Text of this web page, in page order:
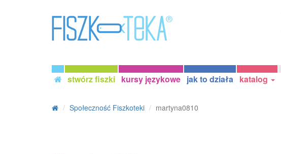
stwórz fiszki kursy językowe jak to działa katalog
Społeczność Fiszkoteki martyna0810